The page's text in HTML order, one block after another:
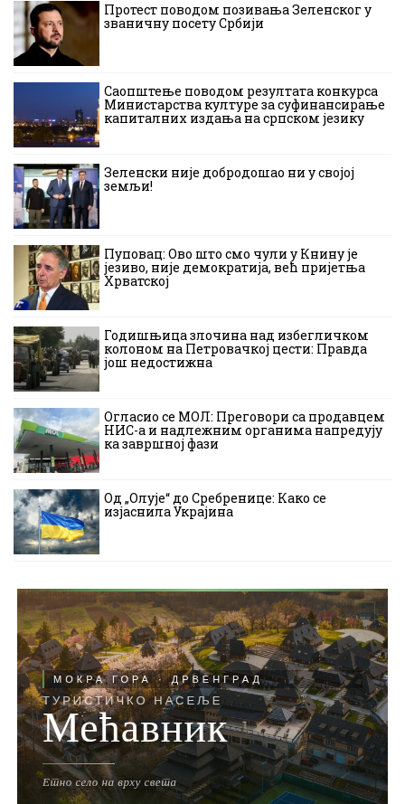
Протест поводом позивања Зеленског у
званичну посету Србији
Саопштење поводом резултата конкурса
Министарства културе за суфинансирање
капиталних издања на српском језику
Зеленски није добродошао ни у својој
земљи!
Пуповац: Ово што смо чули у Книну је
језиво, није демократија, већ пријетња
Хрватској
Годишњица злочина над избегличком
колоном на Петровачкој цести: Правда
још недостижна
Огласио се МОЛ: Преговори са продавцем
НИС-а и надлежним органима напредују
ка завршној фази
Од „Олује“ до Сребренице: Како се
изјаснила Украјина